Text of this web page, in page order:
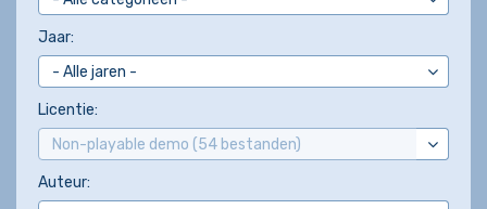
Jaar:
Licentie:
Auteur: